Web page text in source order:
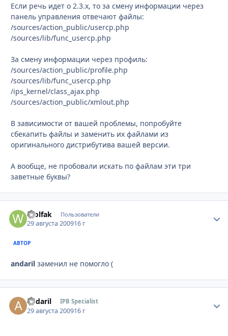
Если речь идет о 2.3.х, то за смену информации через
панель управления отвечают файлы:
/sources/action_public/usercp.php
/sources/lib/func_usercp.php
За смену информации через профиль:
/sources/action_public/profile.php
/sources/lib/func_usercp.php
/ips_kernel/class_ajax.php
/sources/action_public/xmlout.php
В зависимости от вашей проблемы, попробуйте
сбекапить файлы и заменить их файлами из
оригинального дистрибутива вашей версии.
А вообще, не пробовали искать по файлам эти три
заветные буквы?
Wolfak Пользователи
29 августа 200916 г
АВТОР
andaril заменил не помогло (
andaril IPB Specialist
29 августа 200916 г